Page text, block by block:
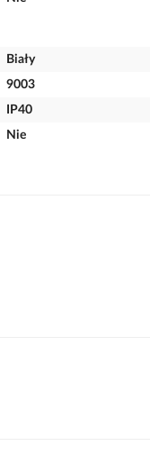
Biały
9003
IP40
Nie